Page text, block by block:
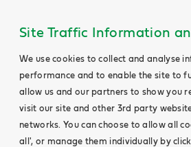
Site Traffic Information
We use cookies to collect and analyse
performance and to enable the site to
allow us and our partners to show you
visit our site and other 3rd party
networks. You can choose to allow all
all', or manage them individually by